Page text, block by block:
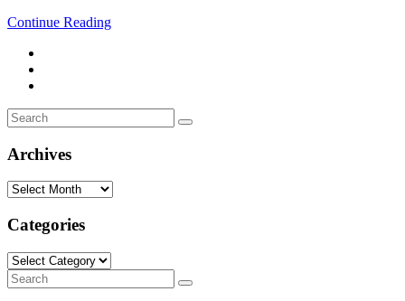
Continue Reading
Search
for:
Search
Archives
Archives
Categories
Categories
Search
for:
Search